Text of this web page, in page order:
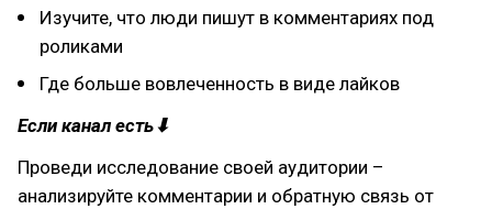
Изучите, что люди пишут в комментариях под
роликами
Где больше вовлеченность в виде лайков
Если канал есть⬇
Проведи исследование своей аудитории –
анализируйте комментарии и обратную связь от